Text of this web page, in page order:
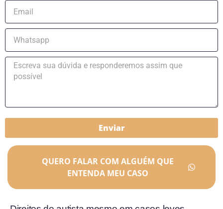
Enviar
QUERO FALAR COM ALGUÉM QUE
ENTENDA MEU CASO